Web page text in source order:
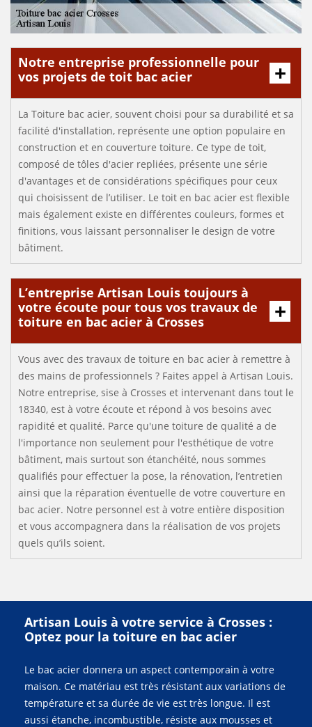
Notre entreprise professionnelle pour
vos projets de toit bac acier
La Toiture bac acier, souvent choisi pour sa durabilité et sa
facilité d'installation, représente une option populaire en
construction et en couverture toiture. Ce type de toit,
composé de tôles d'acier repliées, présente une série
d'avantages et de considérations spécifiques pour ceux
qui choisissent de l’utiliser. Le toit en bac acier est flexible
mais également existe en différentes couleurs, formes et
finitions, vous laissant personnaliser le design de votre
bâtiment.
L’entreprise Artisan Louis toujours à
votre écoute pour tous vos travaux de
toiture en bac acier à Crosses
Vous avec des travaux de toiture en bac acier à remettre à
des mains de professionnels ? Faites appel à Artisan Louis.
Notre entreprise, sise à Crosses et intervenant dans tout le
18340, est à votre écoute et répond à vos besoins avec
rapidité et qualité. Parce qu'une toiture de qualité a de
l'importance non seulement pour l'esthétique de votre
bâtiment, mais surtout son étanchéité, nous sommes
qualifiés pour effectuer la pose, la rénovation, l’entretien
ainsi que la réparation éventuelle de votre couverture en
bac acier. Notre personnel est à votre entière disposition
et vous accompagnera dans la réalisation de vos projets
quels qu’ils soient.
Artisan Louis à votre service à Crosses :
Optez pour la toiture en bac acier
Le bac acier donnera un aspect contemporain à votre
maison. Ce matériau est très résistant aux variations de
température et sa durée de vie est très longue. Il est
aussi étanche, incombustible, résiste aux mousses et